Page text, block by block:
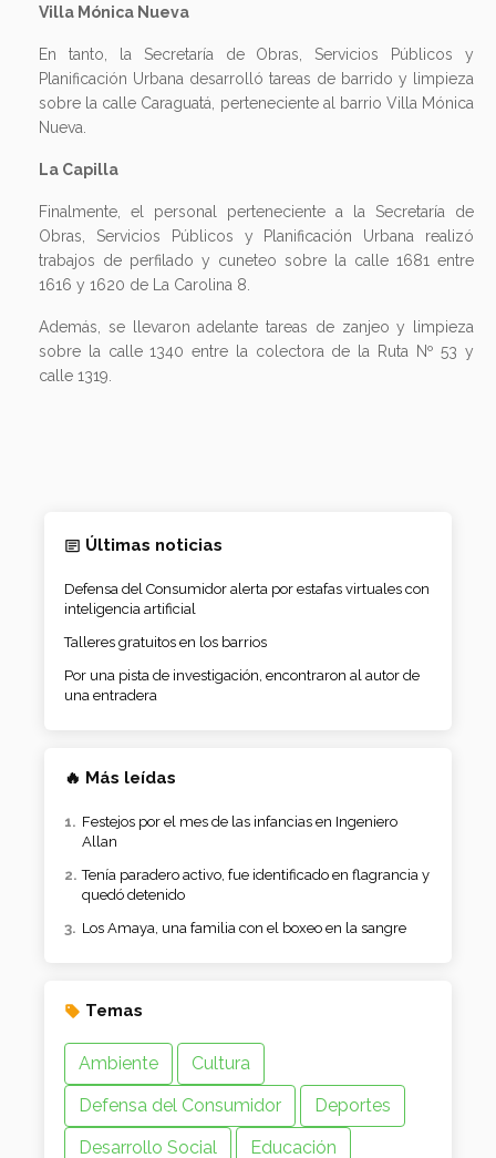
Villa Mónica Nueva
En tanto, la Secretaría de Obras, Servicios Públicos y
Planificación Urbana desarrolló tareas de barrido y limpieza
sobre la calle Caraguatá, perteneciente al barrio Villa Mónica
Nueva.
La Capilla
Finalmente, el personal perteneciente a la Secretaría de
Obras, Servicios Públicos y Planificación Urbana realizó
trabajos de perfilado y cuneteo sobre la calle 1681 entre
1616 y 1620 de La Carolina 8.
Además, se llevaron adelante tareas de zanjeo y limpieza
sobre la calle 1340 entre la colectora de la Ruta Nº 53 y
calle 1319.
Últimas noticias
Defensa del Consumidor alerta por estafas virtuales con
inteligencia artificial
Talleres gratuitos en los barrios
Por una pista de investigación, encontraron al autor de
una entradera
🔥 Más leídas
Festejos por el mes de las infancias en Ingeniero
Allan
Tenía paradero activo, fue identificado en flagrancia y
quedó detenido
Los Amaya, una familia con el boxeo en la sangre
Temas
Ambiente
Cultura
Defensa del Consumidor
Deportes
Desarrollo Social
Educación